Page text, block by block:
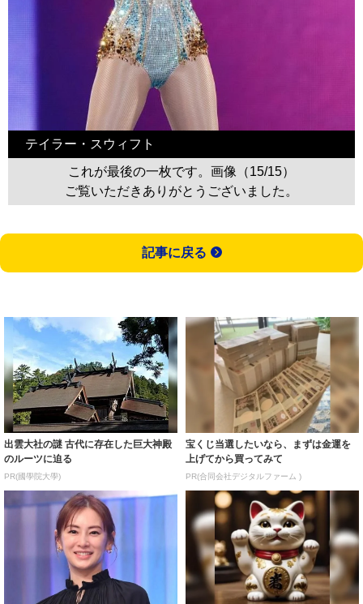
テイラー・スウィフト
これが最後の一枚です。画像（15/15）
ご覧いただきありがとうございました。
記事に戻る
出雲大社の謎 古代に存在した巨大神殿
のルーツに迫る
PR(國學院大學)
宝くじ当選したいなら、まずは金運を
上げてから買ってみて
PR(合同会社デジタルファーム )